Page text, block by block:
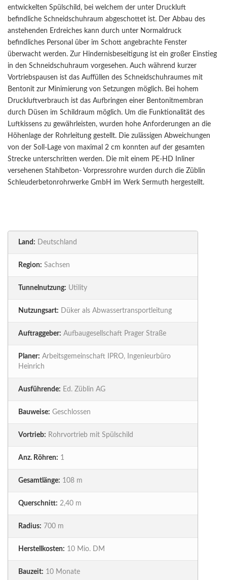
entwickelten Spülschild, bei welchem der unter Druckluft
befindliche Schneidschuhraum abgeschottet ist. Der Abbau des
anstehenden Erdreiches kann durch unter Normaldruck
befindliches Personal über im Schott angebrachte Fenster
überwacht werden. Zur Hindernisbeseitigung ist ein großer Einstieg
in den Schneidschuhraum vorgesehen. Auch während kurzer
Vortriebspausen ist das Auffüllen des Schneidschuhraumes mit
Bentonit zur Minimierung von Setzungen möglich. Bei hohem
Druckluftverbrauch ist das Aufbringen einer Bentonitmembran
durch Düsen im Schildraum möglich. Um die Funktionalität des
Luftkissens zu gewährleisten, wurden hohe Anforderungen an die
Höhenlage der Rohrleitung gestellt. Die zulässigen Abweichungen
von der Soll-Lage von maximal 2 cm konnten auf der gesamten
Strecke unterschritten werden. Die mit einem PE-HD Inliner
versehenen Stahlbeton- Vorpressrohre wurden durch die Züblin
Schleuderbetonrohrwerke GmbH im Werk Sermuth hergestellt.
Land: Deutschland
Region: Sachsen
Tunnelnutzung: Utility
Nutzungsart: Düker als Abwassertransportleitung
Auftraggeber: Aufbaugesellschaft Prager Straße
Planer: Arbeitsgemeinschaft IPRO, Ingenieurbüro
Heinrich
Ausführende: Ed. Züblin AG
Bauweise: Geschlossen
Vortrieb: Rohrvortrieb mit Spülschild
Anz. Röhren: 1
Gesamtlänge: 108 m
Querschnitt: 2,40 m
Radius: 700 m
Herstellkosten: 10 Mio. DM
Bauzeit: 10 Monate